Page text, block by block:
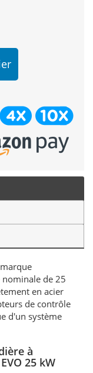
nominale de 25
en acier
de contrôle
d'un système
à
25 kW